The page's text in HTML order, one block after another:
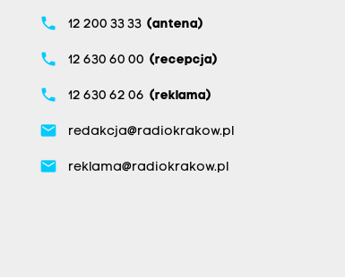
phone 12 200 33 33 (antena)
phone 12 630 60 00 (recepcja)
phone 12 630 62 06 (reklama)
email redakcja@radiokrakow.pl
email reklama@radiokrakow.pl